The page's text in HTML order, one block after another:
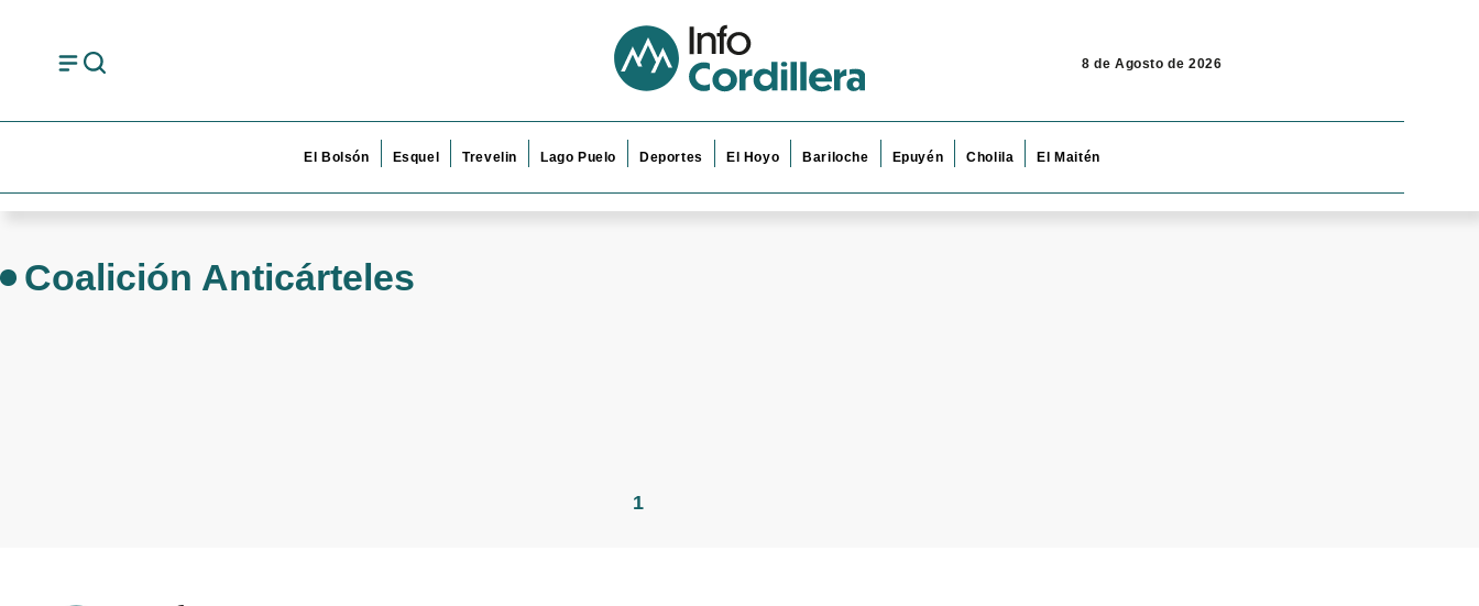
8 de Agosto de 2026
El Bolsón Esquel Trevelin Lago Puelo Deportes El Hoyo Bariloche Epuyén Cholila El Maitén
Coalición Anticárteles
1